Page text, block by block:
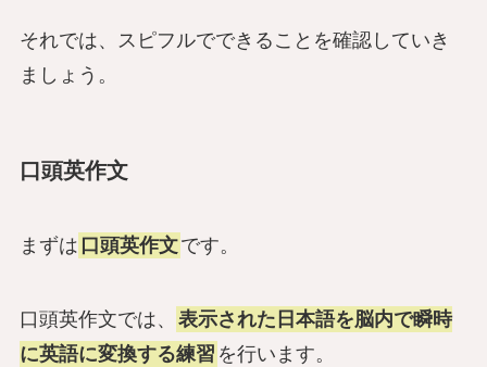
それでは、スピフルでできることを確認していき
ましょう。
口頭英作文
まずは 口頭英作文です。
口頭英作文では、
表示された日本語を脳内で瞬時
に英語に変換する練習 を行います。